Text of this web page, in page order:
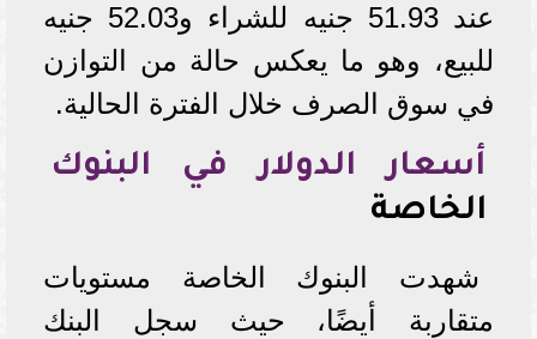
عند 51.93 جنيه للشراء و52.03 جنيه
للبيع، وهو ما يعكس حالة من التوازن
في سوق الصرف خلال الفترة الحالية.
أسعار الدولار في البنوك
الخاصة
شهدت البنوك الخاصة مستويات
متقاربة أيضًا، حيث سجل البنك